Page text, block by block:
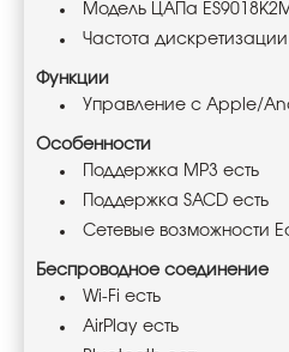
Модель ЦАПа
Частота
Функции
Управление с Apple/
Особенности
Поддержка MP3 есть
Поддержка SACD есть
Сетевые возможности
Беспроводное соединение
Wi-Fi есть
AirPlay есть